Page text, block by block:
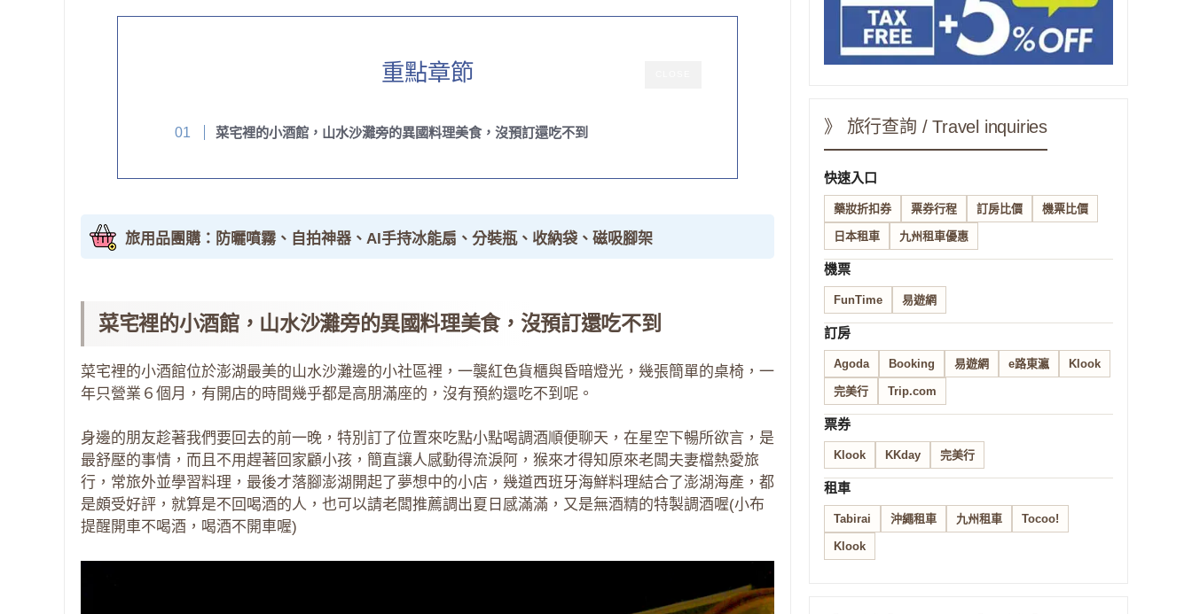
重點章節
菜宅裡的小酒館，山水沙灘旁的異國料理美食，沒預訂還吃不到
旅用品團購：防曬噴霧、自拍神器、AI手持冰能扇、分裝瓶、收納袋、磁吸腳架
菜宅裡的小酒館，山水沙灘旁的異國料理美食，沒預訂還吃不到
菜宅裡的小酒館位於澎湖最美的山水沙灘邊的小社區裡，一襲紅色貨櫃與昏暗燈光，幾張簡單的桌椅，一
年只營業６個月，有開店的時間幾乎都是高朋滿座的，沒有預約還吃不到呢。
身邊的朋友趁著我們要回去的前一晚，特別訂了位置來吃點小點喝調酒順便聊天，在星空下暢所欲言，是
最舒壓的事情，而且不用趕著回家顧小孩，簡直讓人感動得流淚阿，猴來才得知原來老闆夫妻檔熱愛旅
行，常旅外並學習料理，最後才落腳澎湖開起了夢想中的小店，幾道西班牙海鮮料理結合了澎湖海產，都
是頗受好評，就算是不回喝酒的人，也可以請老闆推薦調出夏日感滿滿，又是無酒精的特製調酒喔(小布
提醒開車不喝酒，喝酒不開車喔)
》 旅行查詢 / Travel inquiries
快速入口
藥妝折扣券 票券行程 訂房比價 機票比價
日本租車 九州租車優惠
機票
FunTime 易遊網
訂房
Agoda Booking 易遊網 e路東瀛 Klook
完美行 Trip.com
票券
Klook KKday 完美行
租車
Tabirai 沖繩租車 九州租車 Tocoo!
Klook